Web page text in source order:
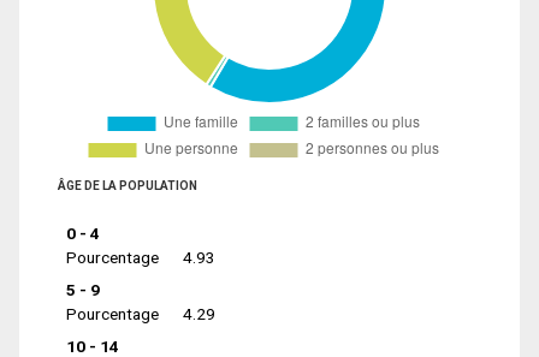
ÂGE DE LA POPULATION
0 - 4
Pourcentage
4.93
5 - 9
Pourcentage
4.29
10 - 14